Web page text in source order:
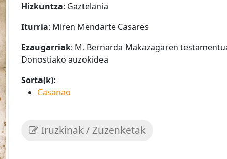
Hizkuntza: Gaztelania
Iturria: Miren Mendarte Casares
Ezaugarriak: M. Bernarda Makazagaren
Donostiako auzokidea
Sorta(k):
Casanao
Iruzkinak / Zuzenketak